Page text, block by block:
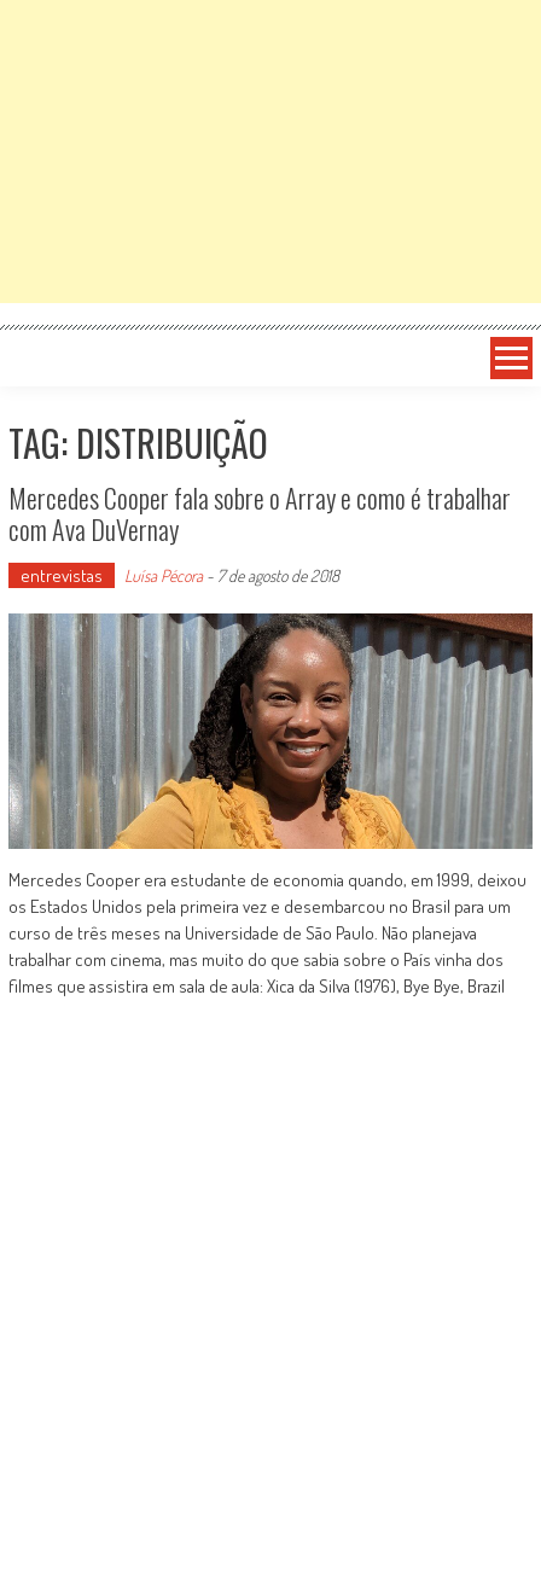
TAG: DISTRIBUIÇÃO
Mercedes Cooper fala sobre o Array e como é trabalhar
com Ava DuVernay
entrevistas Luísa Pécora- 7 de agosto de 2018
Mercedes Cooper era estudante de economia quando, em 1999, deixou
os Estados Unidos pela primeira vez e desembarcou no Brasil para um
curso de três meses na Universidade de São Paulo. Não planejava
trabalhar com cinema, mas muito do que sabia sobre o País vinha dos
filmes que assistira em sala de aula: Xica da Silva (1976), Bye Bye, Brazil